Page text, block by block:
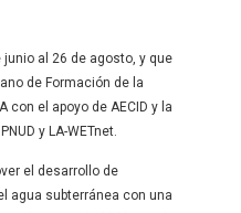
al 26 de agosto, y que
de Formación de la
con el apoyo de AECID y la
y LA-WETnet.
el desarrollo de
agua subterránea con una